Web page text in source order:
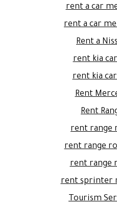
rent a car
rent a car
Rent a
rent kia
rent kia
Rent
Rent
rent range
rent range
rent range
rent sprinter
Tourism